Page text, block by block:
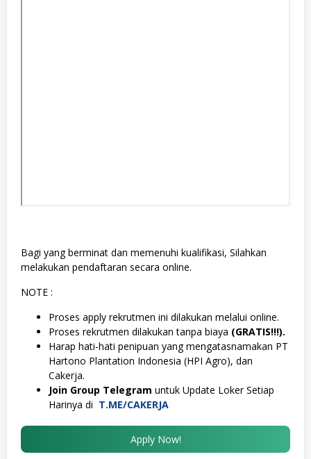
Bagi yang berminat dan memenuhi kualifikasi, Silahkan
melakukan pendaftaran secara online.
NOTE :
Proses apply rekrutmen ini dilakukan melalui online.
Proses rekrutmen dilakukan tanpa biaya (GRATIS!!!).
Harap hati-hati penipuan yang mengatasnamakan PT
Hartono Plantation Indonesia (HPI Agro), dan
Cakerja.
Join Group Telegram untuk Update Loker Setiap
Harinya di T.ME/CAKERJA
Apply Now!